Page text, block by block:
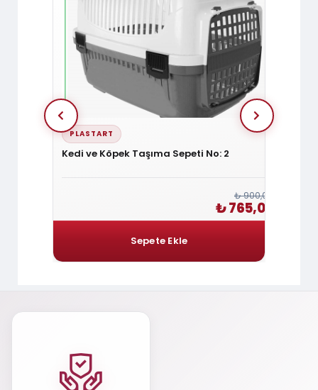
PLASTART
Kedi ve Köpek Taşıma Sepeti No: 2
₺ 900,00
₺ 765,00